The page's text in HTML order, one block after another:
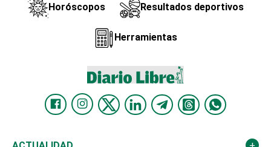
Horóscopos Resultados deportivos
Herramientas